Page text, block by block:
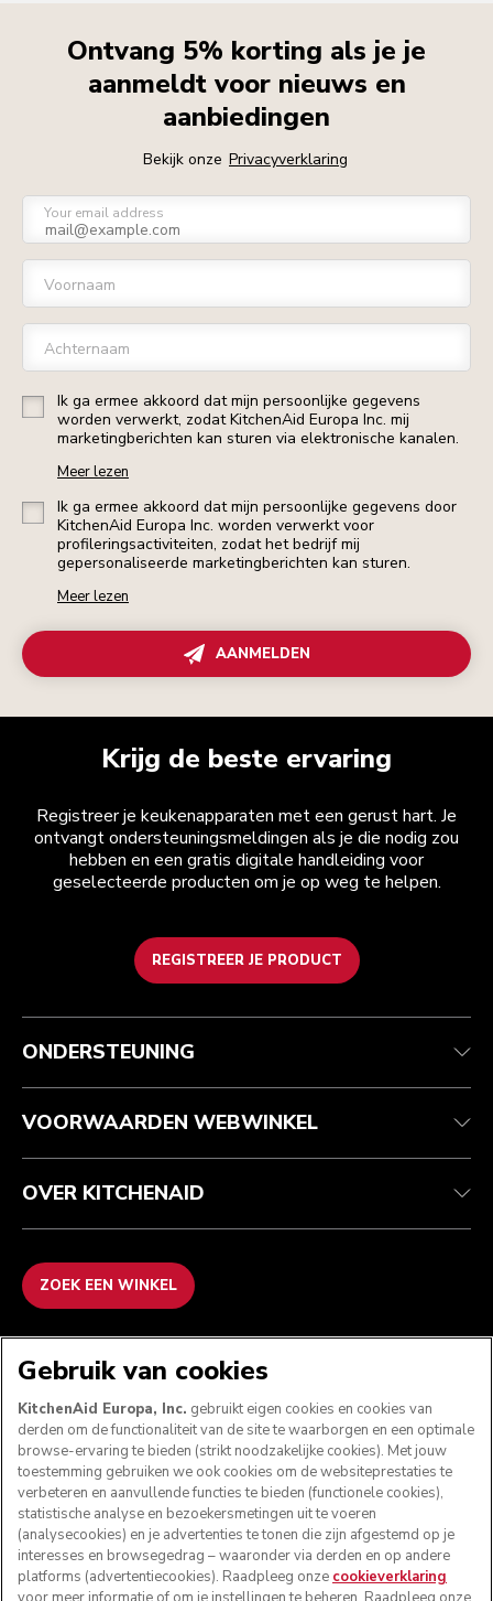
Ontvang 5% korting als je je
aanmeldt voor nieuws en
aanbiedingen
Bekijk onze Privacyverklaring
Your email address
Voornaam
Achternaam
Ik ga ermee akkoord dat mijn persoonlijke gegevens
worden verwerkt, zodat KitchenAid Europa Inc. mij
marketingberichten kan sturen via elektronische kanalen.
Meer lezen
Ik ga ermee akkoord dat mijn persoonlijke gegevens door
KitchenAid Europa Inc. worden verwerkt voor
profileringsactiviteiten, zodat het bedrijf mij
gepersonaliseerde marketingberichten kan sturen.
Meer lezen
AANMELDEN
Krijg de beste ervaring
Registreer je keukenapparaten met een gerust hart. Je
ontvangt ondersteuningsmeldingen als je die nodig zou
hebben en een gratis digitale handleiding voor
geselecteerde producten om je op weg te helpen.
REGISTREER JE PRODUCT
Health check
Je bestelling volgen
Garantie en documenten
Veelgestelde vragen
Algemene voorwaarden
Retournering en terugbetaling
Imprint
ODR
Het merk
Zoek een winkel
ONDERSTEUNING
VOORWAARDEN WEBWINKEL
OVER KITCHENAID
ZOEK EEN WINKEL
VOLG ONS
Gebruik van cookies
KitchenAid Europa, Inc. gebruikt eigen cookies en cookies van
derden om de functionaliteit van de site te waarborgen en een optimale
browse-ervaring te bieden (strikt noodzakelijke cookies). Met jouw
toestemming gebruiken we ook cookies om de websiteprestaties te
verbeteren en aanvullende functies te bieden (functionele cookies),
statistische analyse en bezoekersmetingen uit te voeren
(analysecookies) en je advertenties te tonen die zijn afgestemd op je
interesses en browsegedrag – waaronder via derden en op andere
platforms (advertentiecookies). Raadpleeg onze cookieverklaring